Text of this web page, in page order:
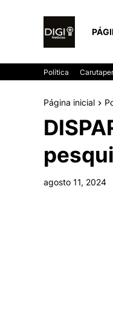
Política
Página inicial
agosto 11, 2024